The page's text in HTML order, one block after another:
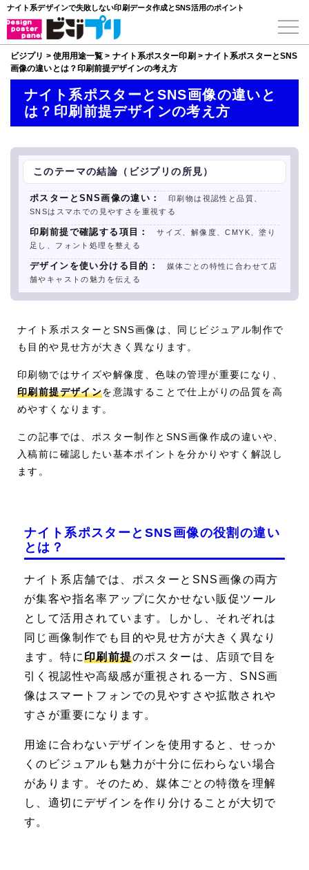
ナイト系デザインで失敗しない印刷データ作成とSNS活用のポイント
ビジプリ > 使用用途一覧 > ナイト系ポスター印刷 > ナイト系ポスターとSNS
画像の違いとは？印刷前提デザインの考え方
ナイト系ポスターとSNS画像の違いと
は？印刷前提デザインの考え方
このテーマの結論（ビジプリの所見）
ポスターとSNS画像の違い：
印刷物は視認性と品質、
SNSはスマホでの見やすさを重視する
印刷前提で確認する項目：
サイズ、解像度、CMYK、塗り
足し、フォント処理を整える
デザインを使い分ける目的：
媒体ごとの特性に合わせて店
舗やキャストの魅力を伝える
ナイト系ポスターとSNS画像は、同じビジュアル制作で
も目的や見せ方が大きく異なります。
印刷物ではサイズや解像度、色味の管理が重要になり、
印刷前提デザインを意識することで仕上がりの品質を高
めやすくなります。
この記事では、ポスター制作とSNS画像作成の違いや、
入稿前に確認したい基本ポイントを分かりやすく解説し
ます。
ナイト系ポスターとSNS画像の役割の違い
とは？
ナイト系店舗では、ポスターとSNS画像の両方
が集客や指名率アップに欠かせない販促ツール
として活用されています。しかし、それぞれは
同じ画像制作でも目的や見せ方が大きく異なり
ます。特に印刷前提のポスターは、店頭で目を
引く視認性や高級感が重視される一方、SNS画
像はスマートフォンでの見やすさや拡散されや
すさが重要になります。
用途に合わないデザインを使用すると、せっか
くのビジュアルも魅力が十分に伝わらない場合
があります。そのため、媒体ごとの特徴を理解
し、適切にデザインを作り分けることが大切で
す。